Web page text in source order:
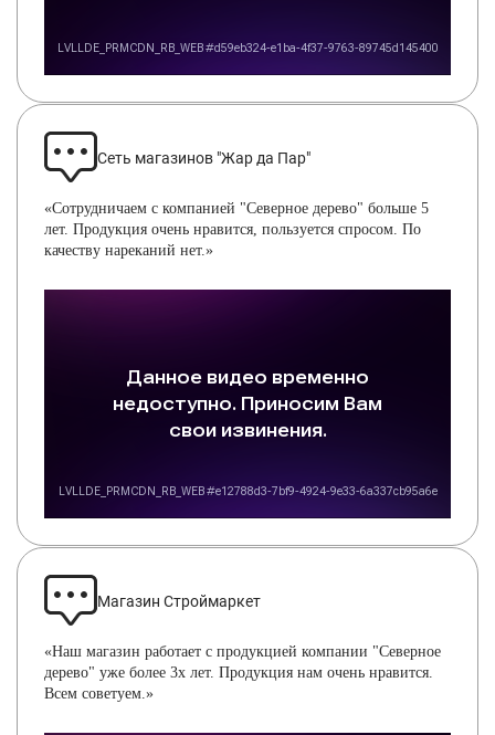
Сеть магазинов "Жар да Пар"
«Сотрудничаем с компанией "Северное дерево" больше 5
лет. Продукция очень нравится, пользуется спросом. По
качеству нареканий нет.»
Магазин Строймаркет
«Наш магазин работает с продукцией компании "Северное
дерево" уже более 3х лет. Продукция нам очень нравится.
Всем советуем.»